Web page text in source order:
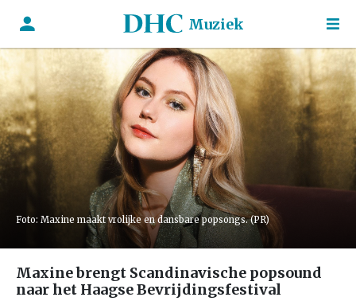
Muziek
Foto: Maxine maakt vrolijke en dansbare popsongs. (PR)
Maxine brengt Scandinavische popsound
naar het Haagse Bevrijdingsfestival